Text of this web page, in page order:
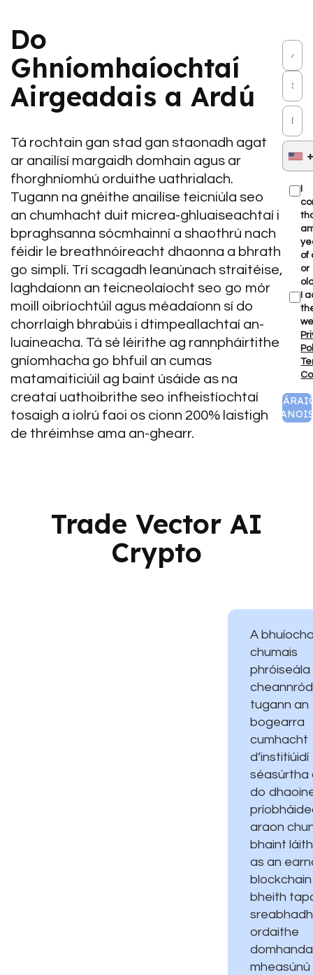
Do
Ghníomhaíochtaí
Airgeadais a Ardú
Tá rochtain gan stad gan staonadh agat
ar anailísí margaidh domhain agus ar
fhorghníomhú orduithe uathrialach.
Tugann na gnéithe anailíse teicniúla seo
an chumhacht duit micrea-ghluaiseachtaí i
bpraghsanna sócmhainní a shaothrú nach
féidir le breathnóireacht dhaonna a bhrath
go simplí. Trí scagadh leanúnach straitéise,
laghdaíonn an teicneolaíocht seo go mór
moill oibríochtúil agus méadaíonn sí do
chorrlaigh bhrabúis i dtimpeallachtaí an-
luaineacha. Tá sé léirithe ag rannpháirtithe
gníomhacha go bhfuil an cumas
matamaiticiúil ag baint úsáide as na
creataí uathoibrithe seo infheistíochtaí
tosaigh a iolrú faoi os cionn 200% laistigh
de thréimhse ama an-ghearr.
of
or
I
Trade Vector AI
Crypto
A
chumais
phróiseála
tugann an
bogearra
cumhacht
d’institiúidí
séasúrtha
do
araon
bhaint
as an
bheith
sreabhadh
ordaithe